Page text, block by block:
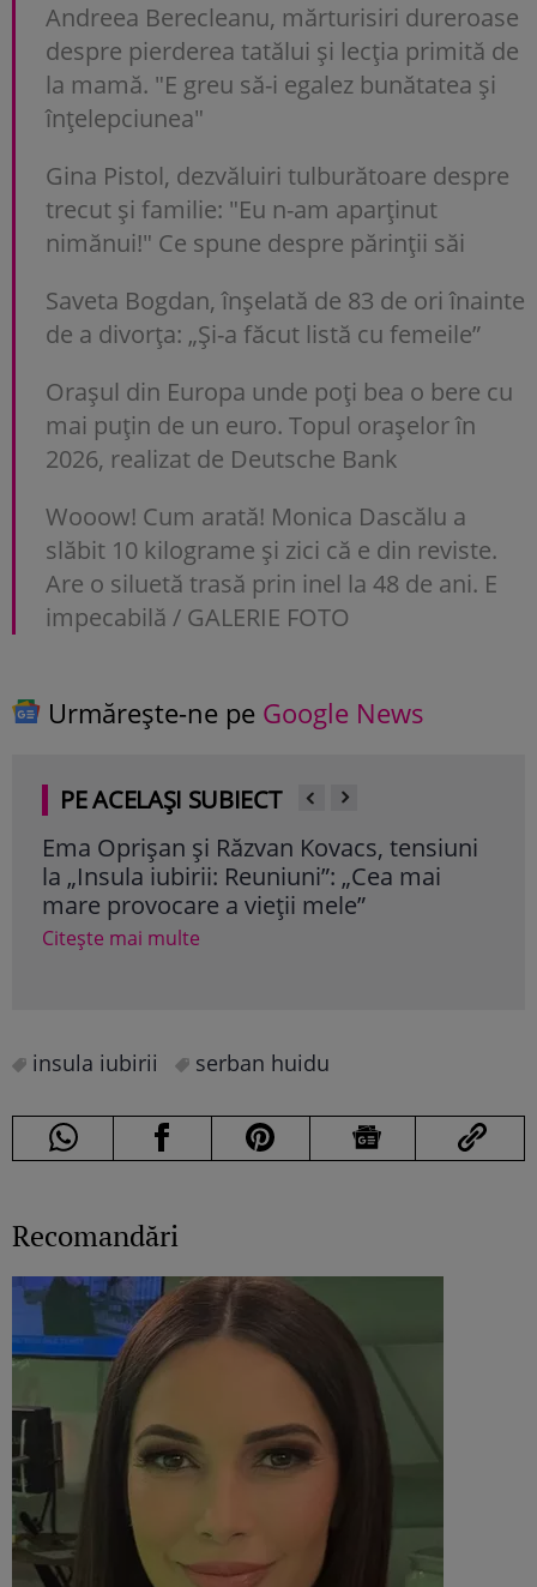
Andreea Berecleanu, mărturisiri dureroase
despre pierderea tatălui și lecția primită de
la mamă. "E greu să-i egalez bunătatea și
înțelepciunea"
Gina Pistol, dezvăluiri tulburătoare despre
trecut și familie: "Eu n-am aparținut
nimănui!" Ce spune despre părinții săi
Saveta Bogdan, înșelată de 83 de ori înainte
de a divorța: „Și-a făcut listă cu femeile”
Orașul din Europa unde poți bea o bere cu
mai puțin de un euro. Topul orașelor în
2026, realizat de Deutsche Bank
Wooow! Cum arată! Monica Dascălu a
slăbit 10 kilograme și zici că e din reviste.
Are o siluetă trasă prin inel la 48 de ani. E
impecabilă / GALERIE FOTO
Urmărește-ne pe Google News
PE ACELAȘI SUBIECT
Ema Oprișan și Răzvan Kovacs, tensiuni
la „Insula iubirii: Reuniuni”: „Cea mai
mare provocare a vieții mele”
Citește mai multe
insula iubirii serban huidu
Recomandări